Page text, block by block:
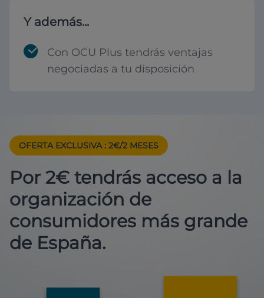
Y además...
Con OCU Plus tendrás ventajas
negociadas a tu disposición
OFERTA EXCLUSIVA : 2€/2 MESES
Por 2€ tendrás acceso a la
organización de
consumidores más grande
de España.